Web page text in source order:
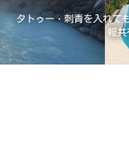
タトゥー・刺青を入れて
報共